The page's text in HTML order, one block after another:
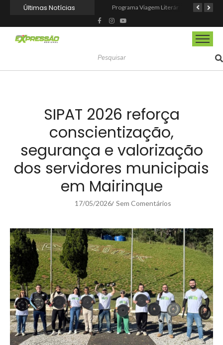
Últimas Notícias
SIPAT 2026 reforça
conscientização,
segurança e valorização
dos servidores municipais
em Mairinque
17/05/2026/ Sem Comentários